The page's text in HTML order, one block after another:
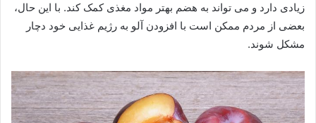
زیادی دارد و می تواند به هضم بهتر مواد مغذی کمک کند. با این حال،
بعضی از مردم ممکن است با افزودن آلو به رژیم غذایی خود دچار
مشکل شوند.